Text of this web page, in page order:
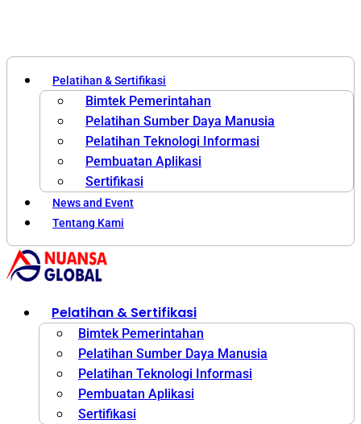
Pelatihan & Sertifikasi
Bimtek Pemerintahan
Pelatihan Sumber Daya Manusia
Pelatihan Teknologi Informasi
Pembuatan Aplikasi
Sertifikasi
News and Event
Tentang Kami
Pelatihan & Sertifikasi
Bimtek Pemerintahan
Pelatihan Sumber Daya Manusia
Pelatihan Teknologi Informasi
Pembuatan Aplikasi
Sertifikasi